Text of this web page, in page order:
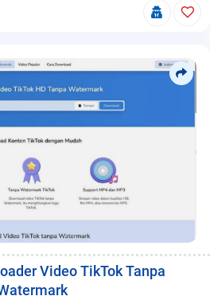
Video TikTok Tanpa